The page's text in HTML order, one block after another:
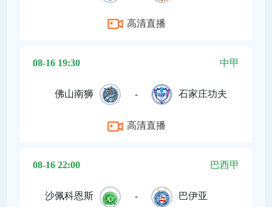
高清直播
08-16 19:30 中甲
佛山南狮 - 石家庄功夫
高清直播
08-16 22:00 巴西甲
沙佩科恩斯 - 巴伊亚